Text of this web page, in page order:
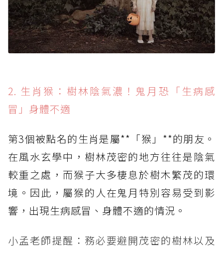
2. 生肖猴：樹林陰氣濃！鬼月恐「生病感
冒」身體不適
第3個被點名的生肖是屬**「猴」**的朋友。
在風水玄學中，樹林茂密的地方往往是陰氣
較重之處，而猴子大多棲息於樹木繁茂的環
境。因此，屬猴的人在鬼月特別容易受到影
響，出現生病感冒、身體不適的情況。
小孟老師提醒：務必要避開茂密的樹林以及